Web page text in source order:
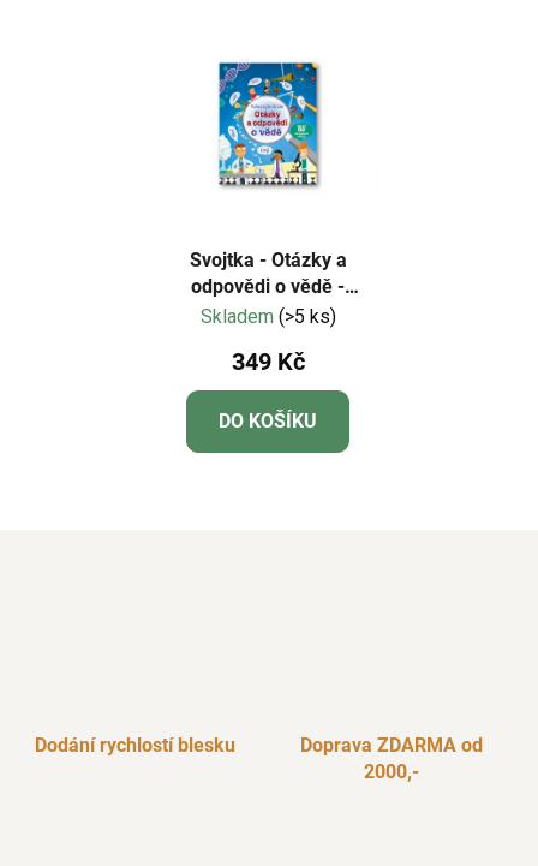
Svojtka - Otázky a
odpovědi o vědě -
Podívej se pod obrázek
Skladem (>5 ks)
349 Kč
DO KOŠÍKU
Dodání rychlostí blesku
Doprava ZDARMA od
2000,-